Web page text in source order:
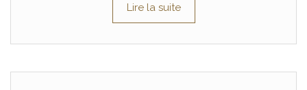
Lire la suite